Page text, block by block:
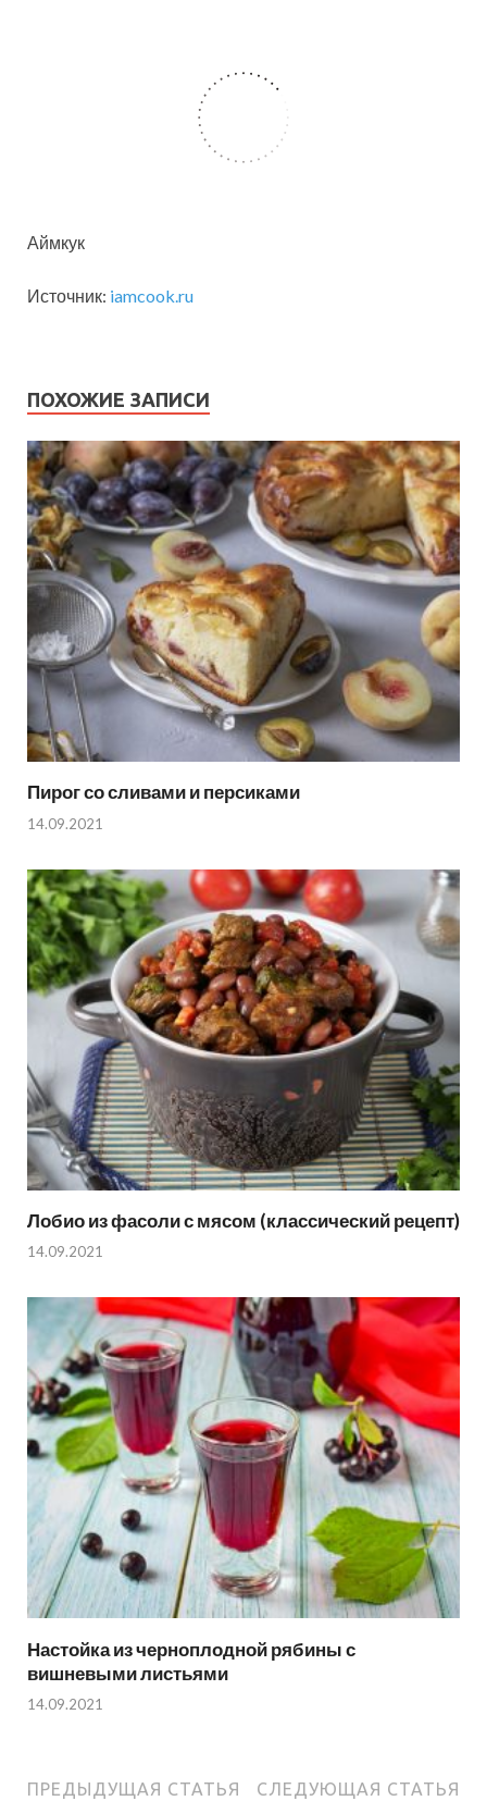
Аймкук
Источник: iamcook.ru
ПОХОЖИЕ ЗАПИСИ
Пирог со сливами и персиками
14.09.2021
Лобио из фасоли с мясом (классический рецепт)
14.09.2021
Настойка из черноплодной рябины с
вишневыми листьями
14.09.2021
ПРЕДЫДУЩАЯ СТАТЬЯ СЛЕДУЮЩАЯ СТАТЬЯ